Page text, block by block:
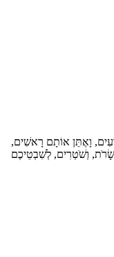
וָאֶתֵּן אוֹתָם רָאשִׁים,